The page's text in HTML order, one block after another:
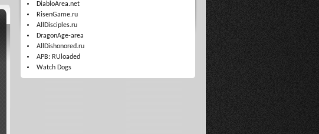
DiabloArea.net
RisenGame.ru
AllDisciples.ru
DragonAge-area
AllDishonored.ru
APB: RUloaded
Watch Dogs